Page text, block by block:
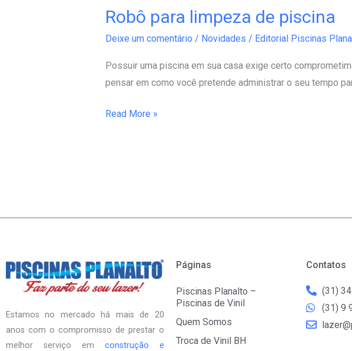
Robô para limpeza de piscina
Deixe um comentário / Novidades / Editorial Piscinas
Possuir uma piscina em sua casa exige certo
pensar em como você pretende administrar o seu tempo
Robô
de
piscina
Read More »
Estamos no mercado há mais de 20
anos com o compromisso de prestar o
melhor serviço em construção e
Páginas
Piscinas Planalto –
Piscinas de Vinil
Quem Somos
Troca de Vinil BH
Contatos
(31)
(31) 9